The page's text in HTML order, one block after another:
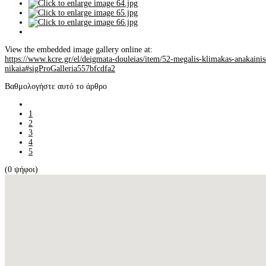
View the embedded image gallery online at:
https://www.kcre.gr/el/deigmata-douleias/item/52-megalis-klimakas-
nikaia#sigProGalleria557bfcdfa2
Βαθμολογήστε αυτό το άρθρο
1
2
3
4
5
(0 ψήφοι)